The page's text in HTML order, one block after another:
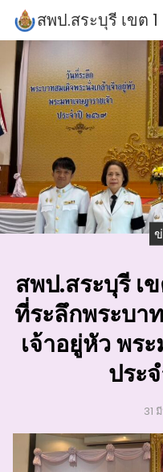
Skip
content
สพป.สระบุรี เขต 1
Search
for:
สพป.สระบุรี เ
ที่ระลึกพระบา
เจ้าอยู่หัว พร
ประ
31